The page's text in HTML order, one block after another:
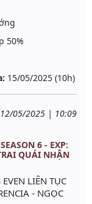
50%
15/05/2025 (10h)
12/05/2025 | 10:09
6 - EXP:
QUÁI NHẬN
LIÊN TỤC
- NGỌC